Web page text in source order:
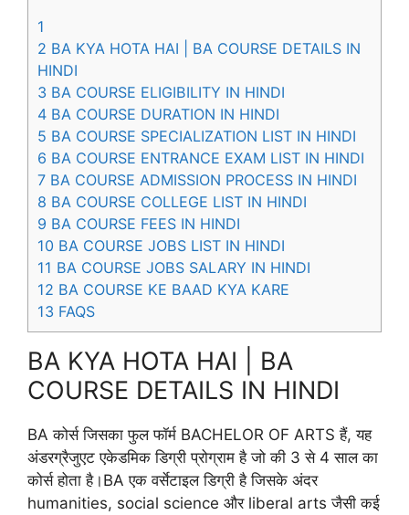
1
2 BA KYA HOTA HAI | BA COURSE DETAILS IN
HINDI
3 BA COURSE ELIGIBILITY IN HINDI
4 BA COURSE DURATION IN HINDI
5 BA COURSE SPECIALIZATION LIST IN HINDI
6 BA COURSE ENTRANCE EXAM LIST IN HINDI
7 BA COURSE ADMISSION PROCESS IN HINDI
8 BA COURSE COLLEGE LIST IN HINDI
9 BA COURSE FEES IN HINDI
10 BA COURSE JOBS LIST IN HINDI
11 BA COURSE JOBS SALARY IN HINDI
12 BA COURSE KE BAAD KYA KARE
13 FAQS
BA KYA HOTA HAI | BA
COURSE DETAILS IN HINDI
BA कोर्स जिसका फुल फॉर्म BACHELOR OF ARTS हैं, यह
अंडरग्रैजुएट एकेडमिक डिग्री प्रोग्राम है जो की 3 से 4 साल का
कोर्स होता है।BA एक वर्सेटाइल डिग्री है जिसके अंदर
humanities, social science और liberal arts जैसी कई